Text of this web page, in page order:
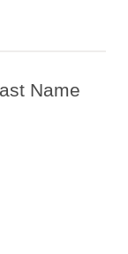
Name